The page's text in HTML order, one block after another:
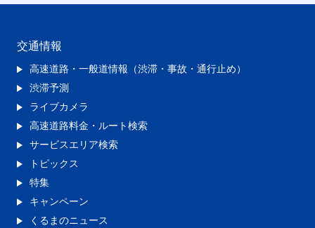
交通情報
高速道路・一般道情報（渋滞・事故・通行止め）
渋滞予測
ライブカメラ
高速道路料金・ルート検索
サービスエリア検索
トピックス
特集
キャンペーン
くるまのニュース